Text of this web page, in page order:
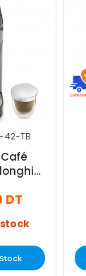
42-TB
DT